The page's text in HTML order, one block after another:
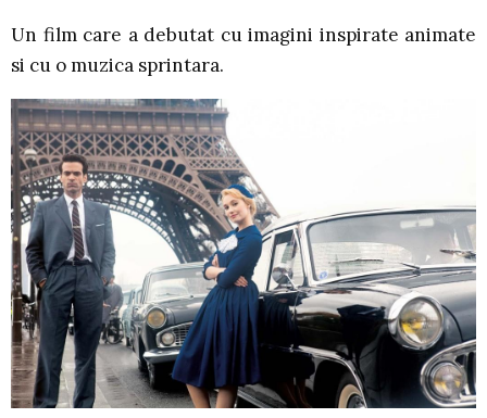
Un film care a debutat cu imagini inspirate animate
si cu o muzica sprintara.